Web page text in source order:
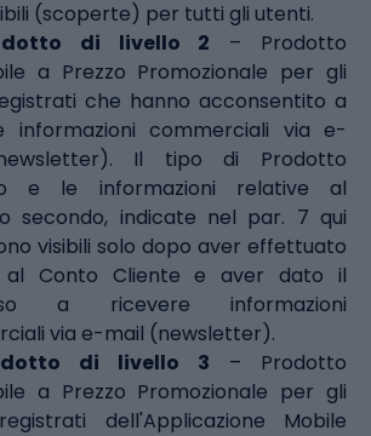
(scoperte) per tutti gli utenti.
di livello 2 – Prodotto
a Prezzo Promozionale per gli
che hanno acconsentito a
informazioni commerciali via e-
Il tipo di Prodotto
e le informazioni relative al
secondo, indicate nel par. 7 qui
visibili solo dopo aver effettuato
Conto Cliente e aver dato il
a ricevere informazioni
via e-mail (newsletter).
di livello 3 – Prodotto
a Prezzo Promozionale per gli
dell'Applicazione Mobile